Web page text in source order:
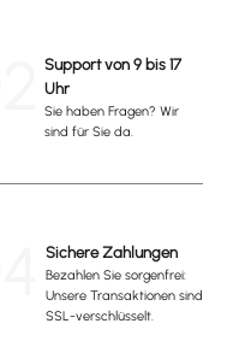
Support von 9 bis 17
Uhr
Sie haben Fragen? Wir
sind für Sie da.
Sichere Zahlungen
Bezahlen Sie sorgenfrei:
Unsere Transaktionen sind
SSL-verschlüsselt.